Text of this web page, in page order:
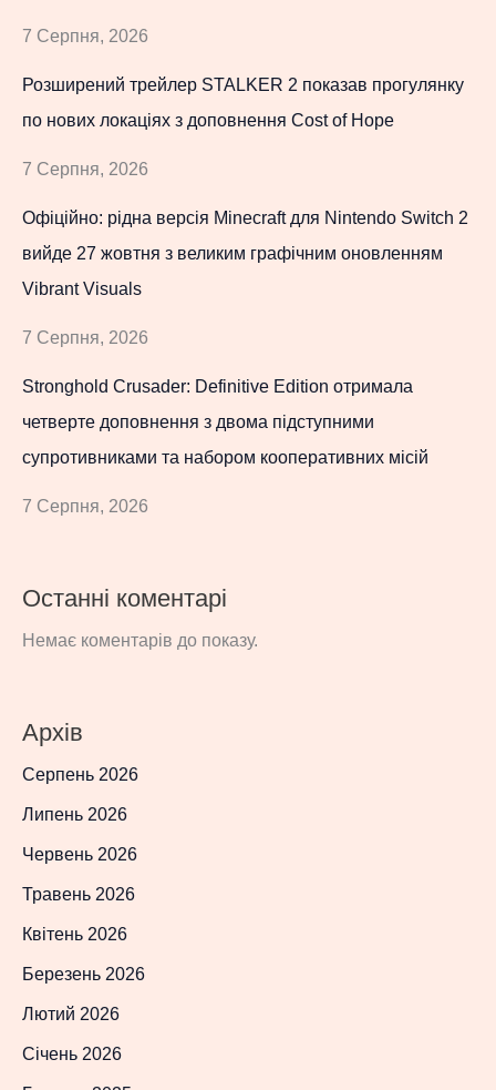
7 Серпня, 2026
Розширений трейлер STALKER 2 показав прогулянку
по нових локаціях з доповнення Cost of Hope
7 Серпня, 2026
Офіційно: рідна версія Minecraft для Nintendo Switch 2
вийде 27 жовтня з великим графічним оновленням
Vibrant Visuals
7 Серпня, 2026
Stronghold Crusader: Definitive Edition отримала
четверте доповнення з двома підступними
супротивниками та набором кооперативних місій
7 Серпня, 2026
Останні коментарі
Немає коментарів до показу.
Архів
Серпень 2026
Липень 2026
Червень 2026
Травень 2026
Квітень 2026
Березень 2026
Лютий 2026
Січень 2026